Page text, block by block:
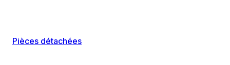
Pièces détachées